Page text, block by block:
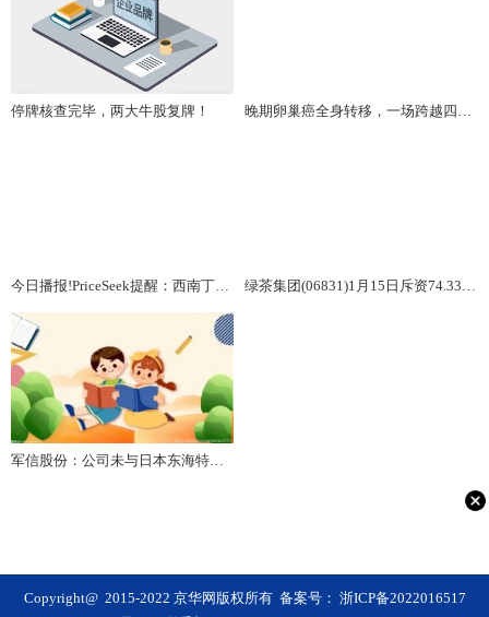
停牌核查完毕，两大牛股复牌！ 晚期卵巢癌全身转移，一场跨越四季的生命守卫战！ 最新
今日播报!PriceSeek提醒：西南丁苯橡胶现货价格小幅下跌 绿茶集团(06831)1月15日斥资74.33万港元回购10.6万股 当前关注
军信股份：公司未与日本东海特殊钢金属株式会社有业务往来
Copyright@ 2015-2022 京华网版权所有 备案号： 浙ICP备2022016517